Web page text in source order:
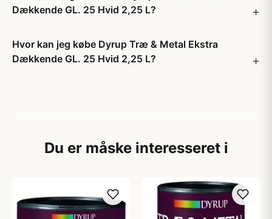
Dækkende GL. 25 Hvid 2,25 L?
Hvor kan jeg købe Dyrup Træ & Metal Ekstra
Dækkende GL. 25 Hvid 2,25 L?
Du er måske interesseret i